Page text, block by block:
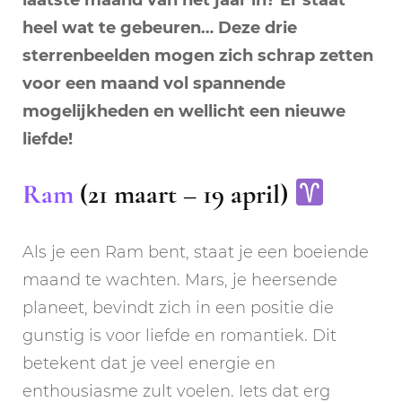
heel wat te gebeuren… Deze drie
sterrenbeelden mogen zich schrap zetten
voor een maand vol spannende
mogelijkheden en wellicht een nieuwe
liefde!
Ram (21 maart – 19 april)
Als je een Ram bent, staat je een boeiende
maand te wachten. Mars, je heersende
planeet, bevindt zich in een positie die
gunstig is voor liefde en romantiek. Dit
betekent dat je veel energie en
enthousiasme zult voelen. Iets dat erg